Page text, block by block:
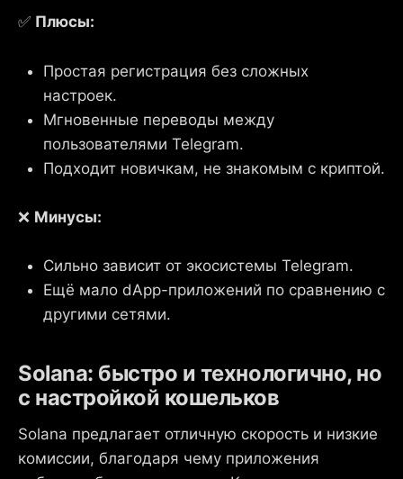
✅ Плюсы:
Простая регистрация без сложных
настроек.
Мгновенные переводы между
пользователями Telegram.
Подходит новичкам, не знакомым с криптой.
❌ Минусы:
Сильно зависит от экосистемы Telegram.
Ещё мало dApp-приложений по сравнению с
другими сетями.
Solana: быстро и технологично, но
с настройкой кошельков
Solana предлагает отличную скорость и низкие
комиссии, благодаря чему приложения